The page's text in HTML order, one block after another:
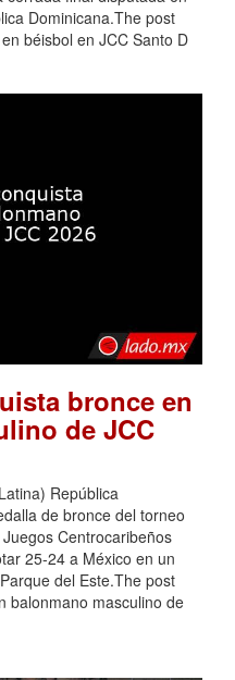
Dominicana.The post
béisbol en JCC Santo D
bronce en
de JCC
República
de bronce del torneo
Centrocaribeños
25-24 a México en un
del Este.The post
balonmano masculino de